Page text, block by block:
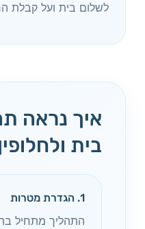
לשלום בית ועל קבלת
איך נראה
בית
1. הגדרת מטרות
התהליך מתחיל